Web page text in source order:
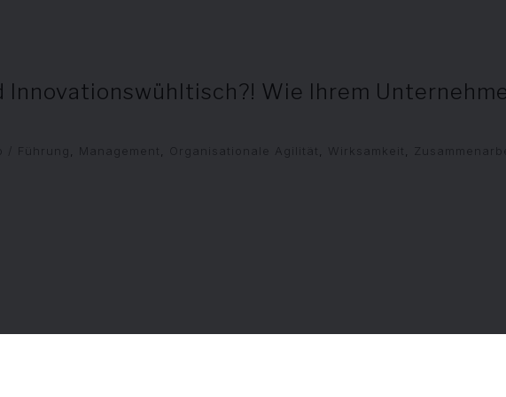
Innovationswühltisch?! Wie Ihrem
/ Führung Management Organisationale Agilität Wirksamkeit